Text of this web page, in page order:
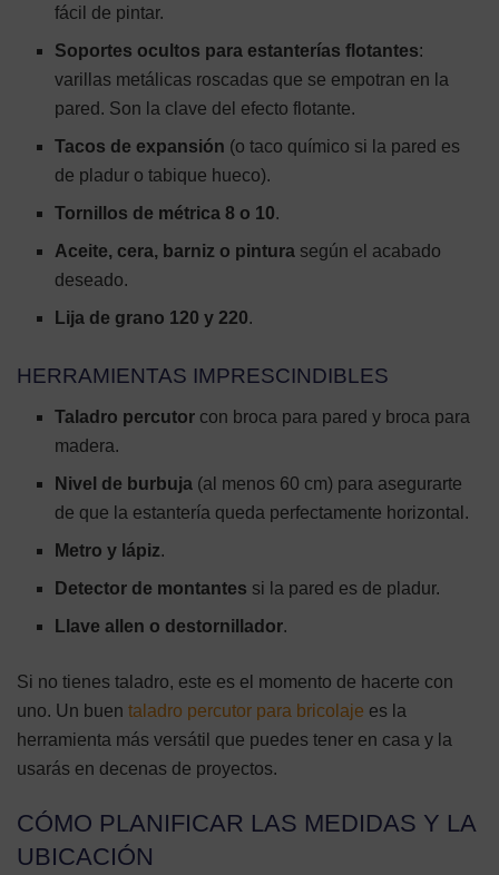
fácil de pintar.
Soportes ocultos para estanterías flotantes:
varillas metálicas roscadas que se empotran en la
pared. Son la clave del efecto flotante.
Tacos de expansión (o taco químico si la pared es
de pladur o tabique hueco).
Tornillos de métrica 8 o 10.
Aceite, cera, barniz o pintura según el acabado
deseado.
Lija de grano 120 y 220.
HERRAMIENTAS IMPRESCINDIBLES
Taladro percutor con broca para pared y broca para
madera.
Nivel de burbuja (al menos 60 cm) para asegurarte
de que la estantería queda perfectamente horizontal.
Metro y lápiz.
Detector de montantes si la pared es de pladur.
Llave allen o destornillador.
Si no tienes taladro, este es el momento de hacerte con
uno. Un buen taladro percutor para bricolaje es la
herramienta más versátil que puedes tener en casa y la
usarás en decenas de proyectos.
CÓMO PLANIFICAR LAS MEDIDAS Y LA
UBICACIÓN